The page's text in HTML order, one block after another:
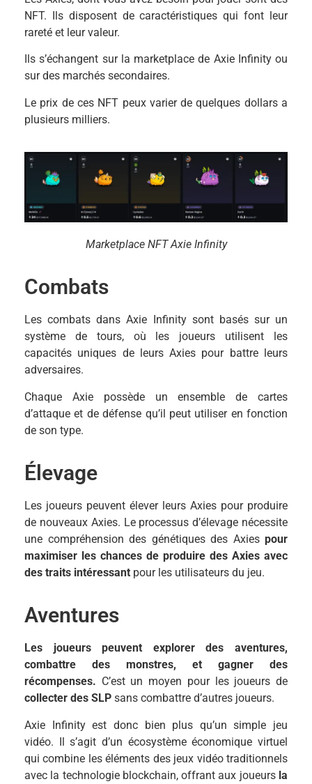
NFT. Ils disposent de caractéristiques qui font leur
rareté et leur valeur.
Ils s’échangent sur la marketplace de Axie Infinity ou
sur des marchés secondaires.
Le prix de ces NFT peux varier de quelques dollars a
plusieurs milliers.
Marketplace NFT Axie Infinity
Combats
Les combats dans Axie Infinity sont basés sur un
système de tours, où les joueurs utilisent les
capacités uniques de leurs Axies pour battre leurs
adversaires.
Chaque Axie possède un ensemble de cartes
d’attaque et de défense qu’il peut utiliser en fonction
de son type.
Élevage
Les joueurs peuvent élever leurs Axies pour produire
de nouveaux Axies. Le processus d’élevage nécessite
une compréhension des génétiques des Axies pour
maximiser les chances de produire des Axies avec
des traits intéressant pour les utilisateurs du jeu.
Aventures
Les joueurs peuvent explorer des aventures,
combattre des monstres, et gagner des
récompenses. C’est un moyen pour les joueurs de
collecter des SLP sans combattre d’autres joueurs.
Axie Infinity est donc bien plus qu’un simple jeu
vidéo. Il s’agit d’un écosystème économique virtuel
qui combine les éléments des jeux vidéo traditionnels
avec la technologie blockchain, offrant aux joueursla